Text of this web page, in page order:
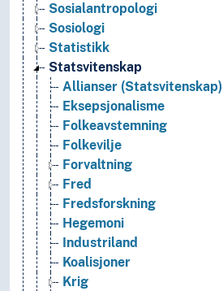
Sosialantropologi
Sosiologi
Statistikk
Statsvitenskap
Allianser (Statsvitenskap)
Eksepsjonalisme
Folkeavstemning
Folkevilje
Forvaltning
Fred
Fredsforskning
Hegemoni
Industriland
Koalisjoner
Krig